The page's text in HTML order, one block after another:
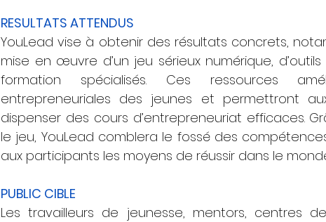
RESULTATS ATTENDUS
YouLead vise à obtenir des résultats concrets,
mise en œuvre d’un jeu sérieux numérique,
formation spécialisés. Ces ressources
entrepreneuriales des jeunes et permettront
dispenser des cours d’entrepreneuriat efficaces.
le jeu, YouLead comblera le fossé des
aux participants les moyens de réussir dans le
PUBLIC CIBLE
Les travailleurs de jeunesse, mentors, centres